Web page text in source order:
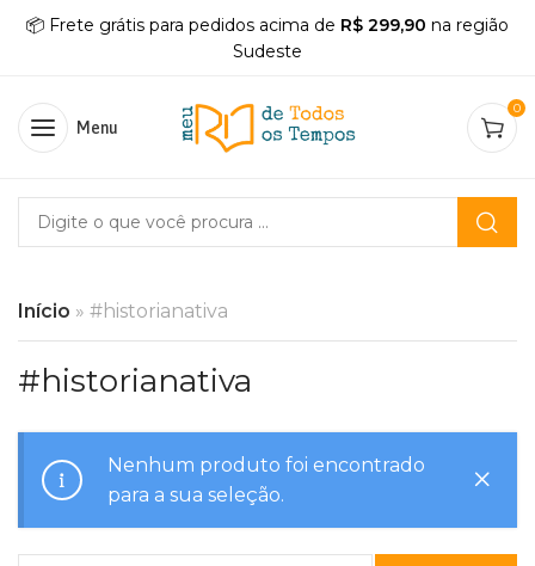
📦 Frete grátis para pedidos acima de R$ 299,90 na região
Sudeste
Menu
0
Início » #historianativa
#historianativa
Nenhum produto foi encontrado
para a sua seleção.